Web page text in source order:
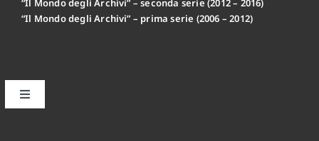
“Il Mondo degli Archivi” – seconda serie (2012 – 2016)
“Il Mondo degli Archivi” – prima serie (2006 – 2012)
Toggle